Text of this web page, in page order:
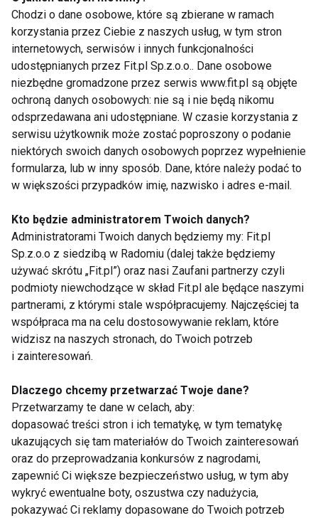
MODNIE NA PLAŻY STRÓJ KĄPIELOWY
FIT LIGHT
Chodzi o dane osobowe, które są zbierane w ramach
korzystania przez Ciebie z naszych usług, w tym stron
internetowych, serwisów i innych funkcjonalności
udostępnianych przez Fit.pl Sp.z.o.o.. Dane osobowe
niezbędne gromadzone przez serwis www.fit.pl są objęte
ochroną danych osobowych: nie są i nie będą nikomu
odsprzedawana ani udostępniane. W czasie korzystania z
serwisu użytkownik może zostać poproszony o podanie
niektórych swoich danych osobowych poprzez wypełnienie
formularza, lub w inny sposób. Dane, które należy podać to
w większości przypadków imię, nazwisko i adres e-mail.
Kto będzie administratorem Twoich danych?
Administratorami Twoich danych będziemy my: Fit.pl
Sp.z.o.o z siedzibą w Radomiu (dalej także będziemy
używać skrótu „Fit.pl”) oraz nasi Zaufani partnerzy czyli
podmioty niewchodzące w skład Fit.pl ale będące naszymi
partnerami, z którymi stale współpracujemy. Najczęściej ta
współpraca ma na celu dostosowywanie reklam, które
widzisz na naszych stronach, do Twoich potrzeb
i zainteresowań.
Dlaczego chcemy przetwarzać Twoje dane?
Przetwarzamy te dane w celach, aby:
dopasować treści stron i ich tematykę, w tym tematykę
ukazujących się tam materiałów do Twoich zainteresowań
oraz do przeprowadzania konkursów z nagrodami,
zapewnić Ci większe bezpieczeństwo usług, w tym aby
wykryć ewentualne boty, oszustwa czy nadużycia,
pokazywać Ci reklamy dopasowane do Twoich potrzeb